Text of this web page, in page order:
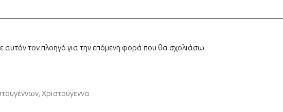
αυτόν τον πλοηγό για την επόμενη φορά που θα σχολιάσω.
, Χριστούγεννα